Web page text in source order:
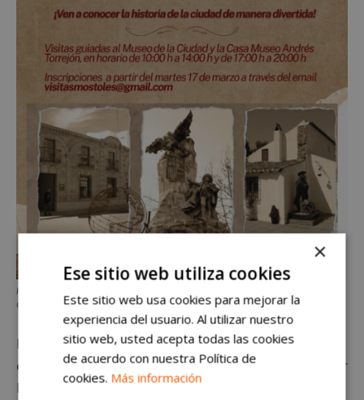
Plan gratuito en Móstoles para esta Semana Santa: visitas al Museo de la
Ciudad y la casa de Andrés Torrejón
Hablando en concreto de los lugares a conocer, la
casa-museo Andrés Torrejónse encarga de recordar
la figura del alcalde de la Villa, además de rendir un
×
Ese sitio web utiliza cookies
Este sitio web usa cookies para mejorar la
experiencia del usuario. Al utilizar nuestro
sitio web, usted acepta todas las cookies
de acuerdo con nuestra Política de
cookies. Más información